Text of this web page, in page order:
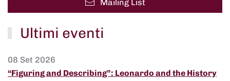
Mailing List
Ultimi eventi
08 Set 2026
“Figuring and Describing”: Leonardo and the History